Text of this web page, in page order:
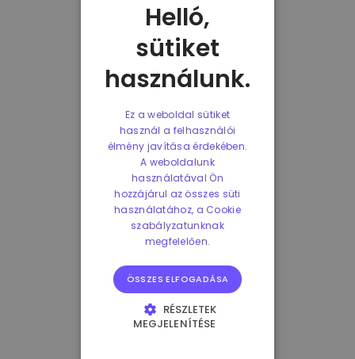
Helló,
sütiket
használunk.
Ez a weboldal sütiket
használ a felhasználói
élmény javítása érdekében.
A weboldalunk
használatával Ön
hozzájárul az összes süti
használatához, a Cookie
szabályzatunknak
megfelelően.
ÖSSZES ELFOGADÁSA
RÉSZLETEK
MEGJELENÍTÉSE